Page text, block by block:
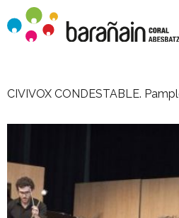
CIVIVOX CONDESTABLE.